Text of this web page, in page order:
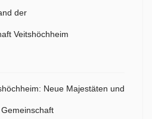
der
Veitshöchheim
Neue Majestäten und